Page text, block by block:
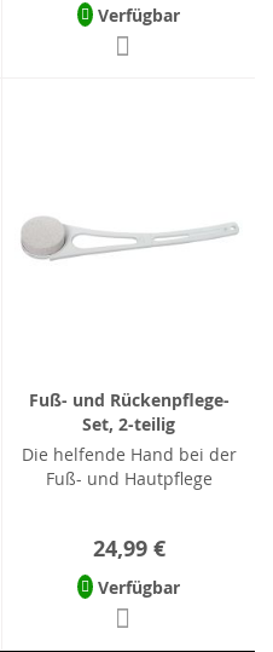
Verfügbar
Fuß- und Rückenpflege-
Set, 2-teilig
Die helfende Hand bei der
Fuß- und Hautpflege
24,99 €
Verfügbar